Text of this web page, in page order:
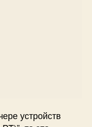
устройств